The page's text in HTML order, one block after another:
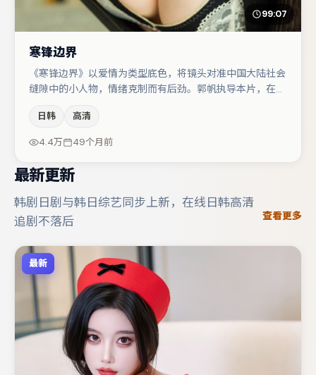
99:07
寒锋边界
《寒锋边界》以爱情为类型底色，将镜头对准中国大陆社会
缝隙中的小人物，情绪克制而有后劲。郭帆执导本片，在场
桂纶镁与张译的对手戏构成全片情感锚点，张颂文则以细节
塑造推动谜题层层揭开。若你偏爱强类型与清晰主线，这部
作品值得关注。
日韩 高清
4.4万 49个月前
最新更新
韩剧日剧与韩日综艺同步上新，在线日韩高清
追剧不落后
查看更多
最新